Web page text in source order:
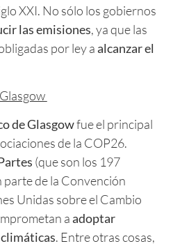
XXI. No sólo los gobiernos
las emisiones, ya que las
por ley aalcanzar el
de Glasgowfue el principal
de la COP26.
(que son los 197
de la Convención
Unidas sobre el Cambio
aadoptar
. Entre otras cosas,